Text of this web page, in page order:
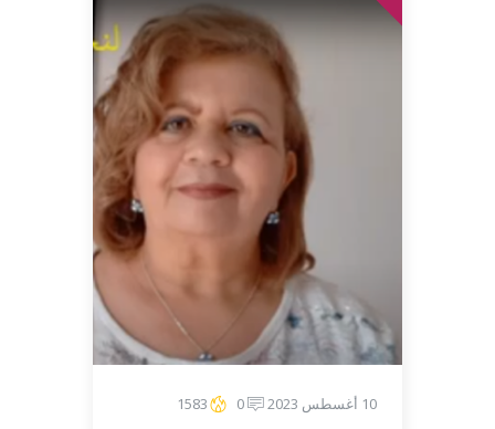
10 أغسطس 2023 0
1583